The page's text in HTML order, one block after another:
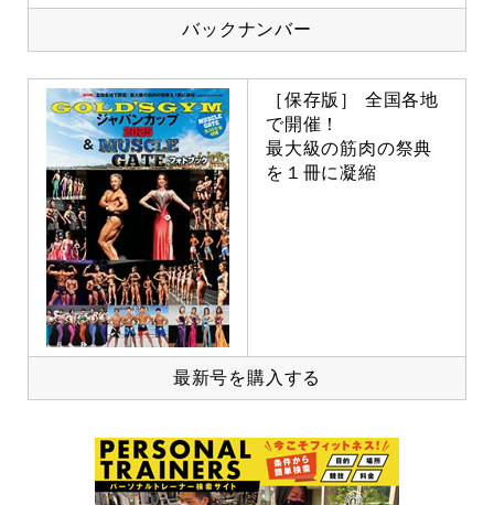
バックナンバー
［保存版］ 全国各地
で開催！
最大級の筋肉の祭典
を１冊に凝縮
最新号を購入する